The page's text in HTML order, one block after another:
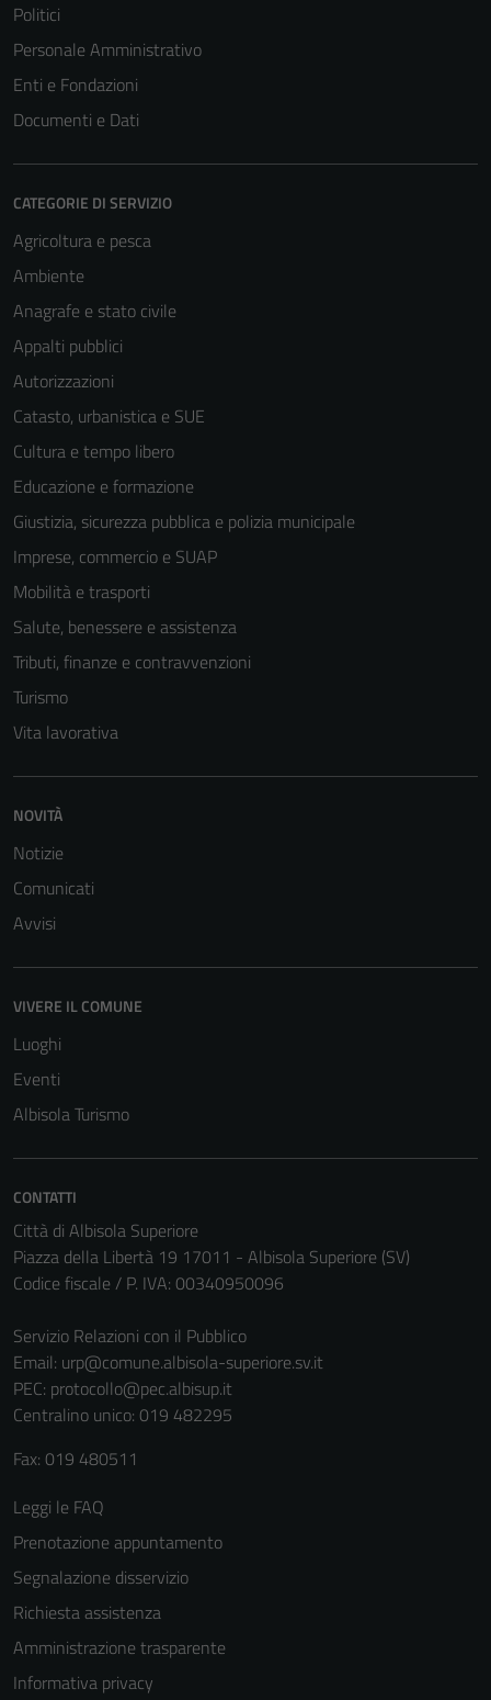
Politici
Personale Amministrativo
Enti e Fondazioni
Documenti e Dati
CATEGORIE DI SERVIZIO
Agricoltura e pesca
Ambiente
Anagrafe e stato civile
Appalti pubblici
Autorizzazioni
Catasto, urbanistica e SUE
Cultura e tempo libero
Educazione e formazione
Giustizia, sicurezza pubblica e polizia municipale
Imprese, commercio e SUAP
Mobilità e trasporti
Salute, benessere e assistenza
Tributi, finanze e contravvenzioni
Turismo
Vita lavorativa
NOVITÀ
Notizie
Comunicati
Avvisi
VIVERE IL COMUNE
Luoghi
Eventi
Albisola Turismo
CONTATTI
Città di Albisola Superiore
Piazza della Libertà 19 17011 - Albisola Superiore (SV)
Codice fiscale / P. IVA: 00340950096
Servizio Relazioni con il Pubblico
Email: urp@comune.albisola-superiore.sv.it
PEC: protocollo@pec.albisup.it
Centralino unico: 019 482295
Fax: 019 480511
Leggi le FAQ
Prenotazione appuntamento
Segnalazione disservizio
Richiesta assistenza
Amministrazione trasparente
Informativa privacy
Questi cookie
disabilitati.
personali.